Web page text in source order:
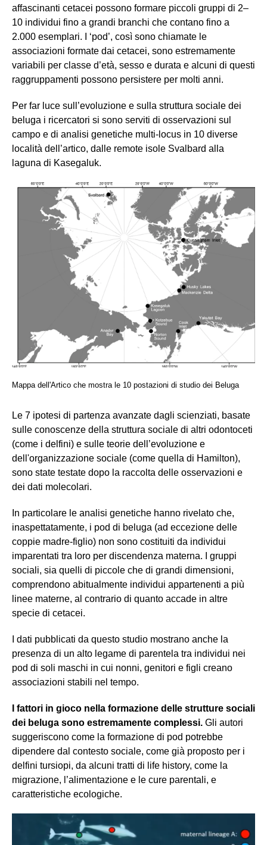
affascinanti cetacei possono formare piccoli gruppi di 2–
10 individui fino a grandi branchi che contano fino a
2.000 esemplari. I ‘pod’, così sono chiamate le
associazioni formate dai cetacei, sono estremamente
variabili per classe d’età, sesso e durata e alcuni di questi
raggruppamenti possono persistere per molti anni.
Per far luce sull’evoluzione e sulla struttura sociale dei
beluga i ricercatori si sono serviti di osservazioni sul
campo e di analisi genetiche multi-locus in 10 diverse
località dell’artico, dalle remote isole Svalbard alla
laguna di Kasegaluk.
Mappa dell'Artico che mostra le 10 postazioni di studio dei Beluga
Le 7 ipotesi di partenza avanzate dagli scienziati, basate
sulle conoscenze della struttura sociale di altri odontoceti
(come i delfini) e sulle teorie dell’evoluzione e
dell'organizzazione sociale (come quella di Hamilton),
sono state testate dopo la raccolta delle osservazioni e
dei dati molecolari.
In particolare le analisi genetiche hanno rivelato che,
inaspettatamente, i pod di beluga (ad eccezione delle
coppie madre-figlio) non sono costituiti da individui
imparentati tra loro per discendenza materna. I gruppi
sociali, sia quelli di piccole che di grandi dimensioni,
comprendono abitualmente individui appartenenti a più
linee materne, al contrario di quanto accade in altre
specie di cetacei.
I dati pubblicati da questo studio mostrano anche la
presenza di un alto legame di parentela tra individui nei
pod di soli maschi in cui nonni, genitori e figli creano
associazioni stabili nel tempo.
I fattori in gioco nella formazione delle strutture sociali
dei beluga sono estremamente complessi. Gli autori
suggeriscono come la formazione di pod potrebbe
dipendere dal contesto sociale, come già proposto per i
delfini tursiopi, da alcuni tratti di life history, come la
migrazione, l’alimentazione e le cure parentali, e
caratteristiche ecologiche.